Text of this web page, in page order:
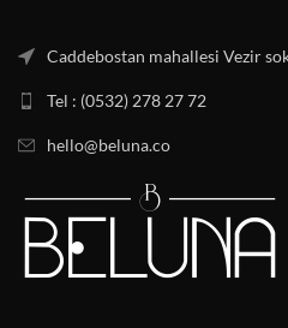
Caddebostan mahallesi Vezir
Tel : (0532) 278 27 72
hello@beluna.co